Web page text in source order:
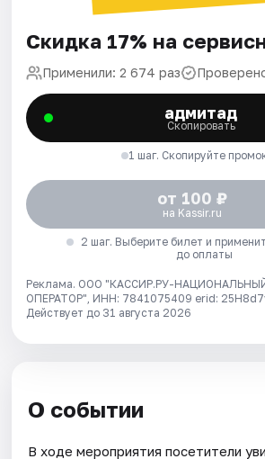
Скидка 17% на
Применили: 2 674 раз
адмитад
Скопировать
1 шаг. Скопируйте
от 100 ₽
на Kassir.ru
2 шаг. Выберите билет и
до оплаты
Реклама. ООО "КАССИР.РУ-
ОПЕРАТОР", ИНН: 7841075409 erid:
Действует до 31 августа 2026
О событии
В ходе мероприятия посетители